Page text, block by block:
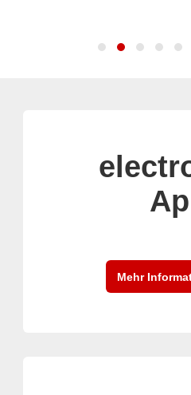
Mehr